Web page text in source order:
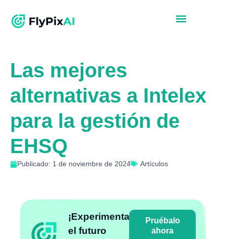
Las mejores
alternativas a Intelex
para la gestión de
EHSQ
Publicado: 1 de noviembre de 2024 Artículos
¡Experimenta
el futuro
Pruébalo
ahora